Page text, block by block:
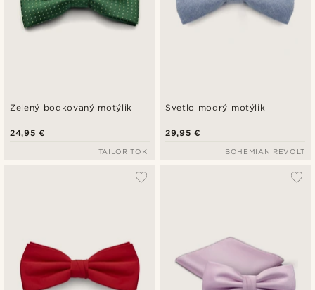
Zelený bodkovaný motýlik
24,95 €
TAILOR TOKI
Svetlo modrý motýlik
29,95 €
BOHEMIAN REVOLT